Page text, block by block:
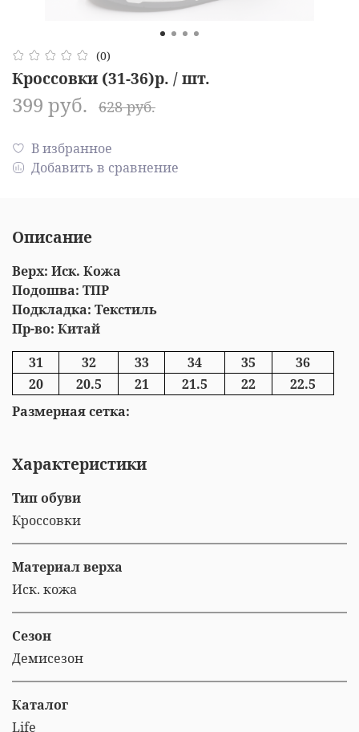
(0)
Кроссовки (31-36)р. / шт.
399 руб. 628 руб.
В избранное
Добавить в сравнение
Описание
Верх: Иск. Кожа
Подошва: ТПР
Подкладка: Текстиль
Пр-во: Китай
Размерная сетка:
31 32 33 34 35
36
20
20.5 21 21.5 22 22.5
Характеристики
Тип обуви
Кроссовки
Материал верха
Иск. кожа
Сезон
Демисезон
Каталог
Life